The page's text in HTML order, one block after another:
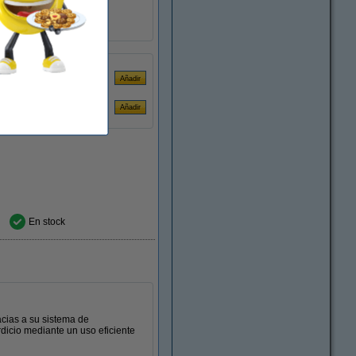
blanco
6 rollo
380 metro
En stock
a su sistema de
mediante un uso eficiente